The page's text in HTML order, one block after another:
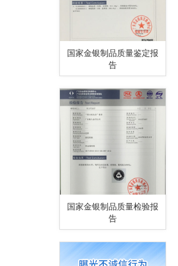
国家金银制品质量鉴定报
告
国家金银制品质量检验报
告